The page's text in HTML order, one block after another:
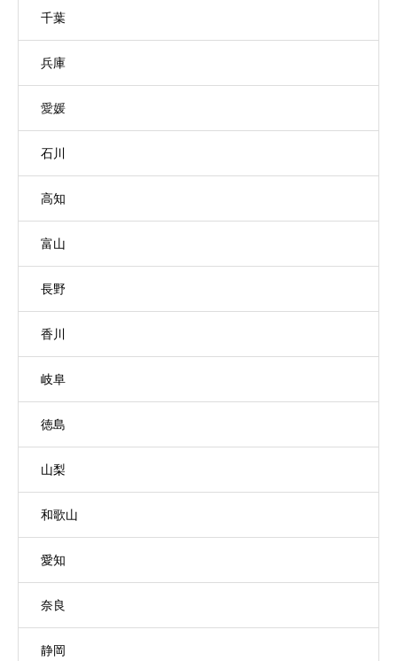
千葉
兵庫
愛媛
石川
高知
富山
長野
香川
岐阜
徳島
山梨
和歌山
愛知
奈良
静岡